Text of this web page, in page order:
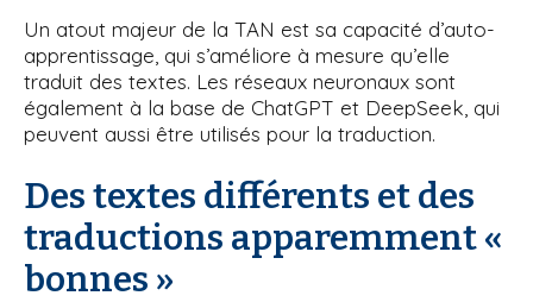
Un atout majeur de la TAN est sa capacité d’auto-
apprentissage, qui s’améliore à mesure qu’elle
traduit des textes. Les réseaux neuronaux sont
également à la base de ChatGPT et DeepSeek, qui
peuvent aussi être utilisés pour la traduction.
Des textes différents et des
traductions apparemment «
bonnes »